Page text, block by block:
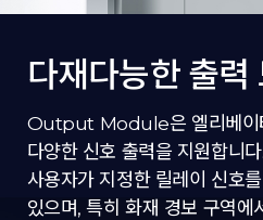
다재다능한 출력
Output Module은 엘리베이
다양한 신호 출력을 지원합니
사용자가 지정한 릴레이 신호
있으며, 특히 화재 경보 구역